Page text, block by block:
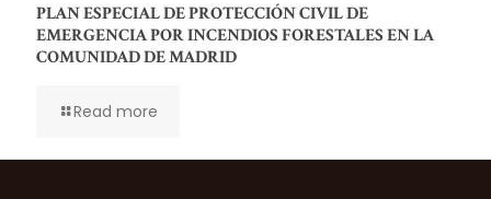
PLAN ESPECIAL DE PROTECCIÓN CIVIL DE
EMERGENCIA POR INCENDIOS FORESTALES EN LA
COMUNIDAD DE MADRID
Read more